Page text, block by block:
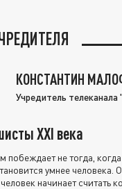
КОНСТАНТИН
Учредитель
XXI века
побеждает не тогда,
умнее человека.
начинает считать